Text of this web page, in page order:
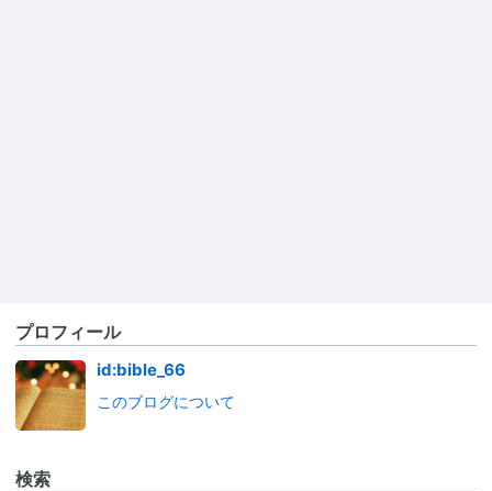
プロフィール
id:bible_66
このブログについて
検索